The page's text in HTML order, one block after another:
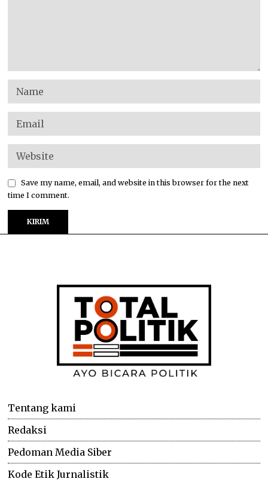
Save my name, email, and website in this browser for the next
time I comment.
Tentang kami
Redaksi
Pedoman Media Siber
Kode Etik Jurnalistik